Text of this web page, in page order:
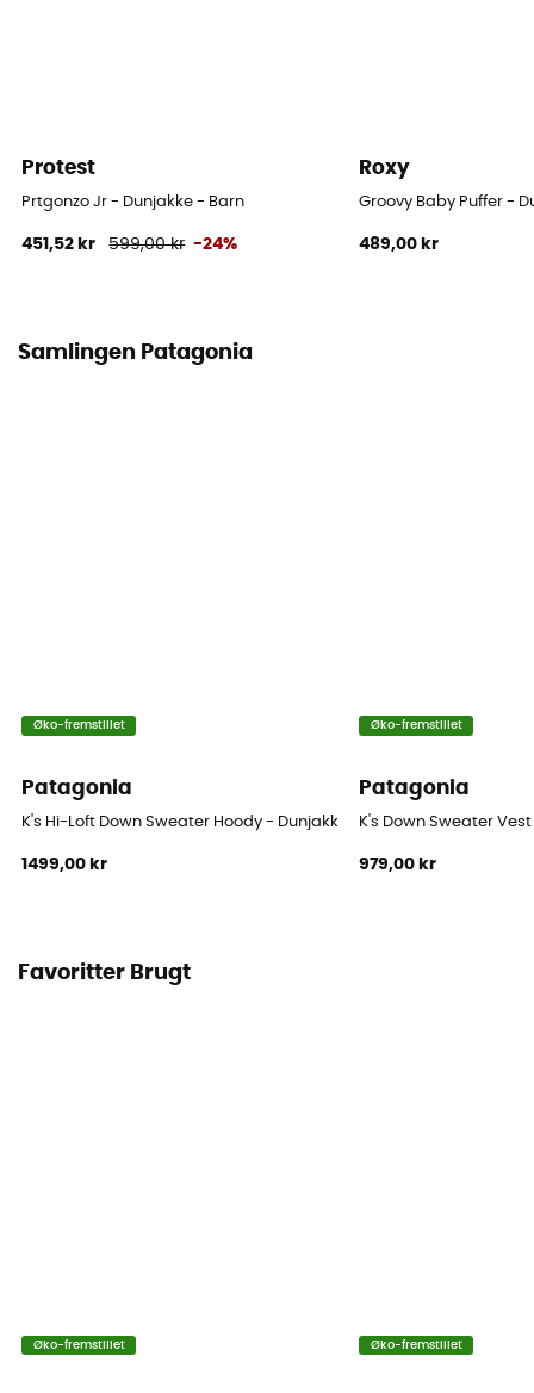
Protest
Prtgonzo Jr - Dunjakke - Barn
451,52 kr 599,00 kr -24%
Roxy
Groovy Baby Puffer -
489,00 kr
Samlingen Patagonia
Øko-fremstillet
Patagonia
K's Hi-Loft Down Sweater Hoody - Dunjakke - Barn
1499,00 kr
Øko-fremstillet
Patagonia
K's Down Sweater
979,00 kr
Favoritter Brugt
Øko-fremstillet Øko-fremstillet